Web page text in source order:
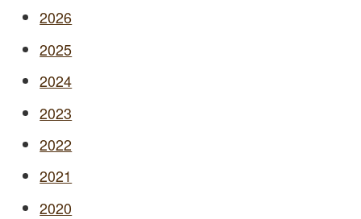
2026
2025
2024
2023
2022
2021
2020